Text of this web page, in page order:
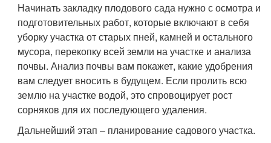
Начинать закладку плодового сада нужно с осмотра и
подготовительных работ, которые включают в себя
уборку участка от старых пней, камней и остального
мусора, перекопку всей земли на участке и анализа
почвы. Анализ почвы вам покажет, какие удобрения
вам следует вносить в будущем. Если пролить всю
землю на участке водой, это спровоцирует рост
сорняков для их последующего удаления.
Дальнейший этап – планирование садового участка.